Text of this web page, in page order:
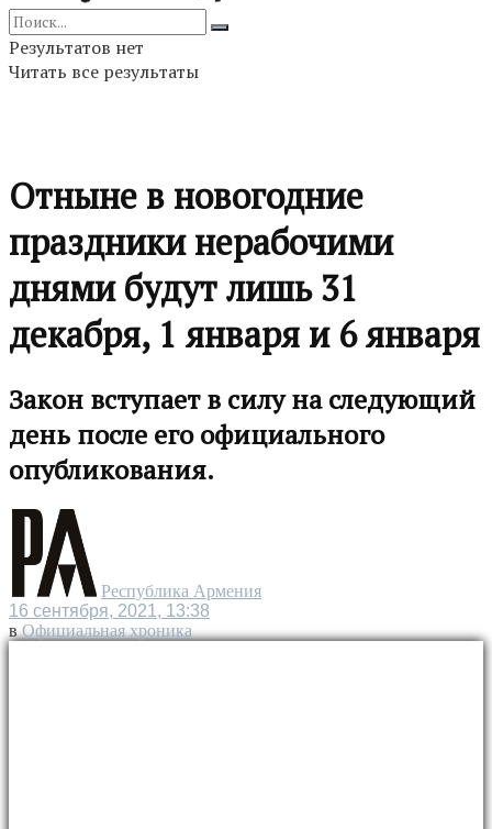
Результатов нет
Читать все результаты
Отныне в новогодние
праздники нерабочими
днями будут лишь 31
декабря, 1 января и 6 января
Закон вступает в силу на следующий
день после его официального
опубликования.
Республика Армения
16 сентября, 2021, 13:38
в Официальная хроника